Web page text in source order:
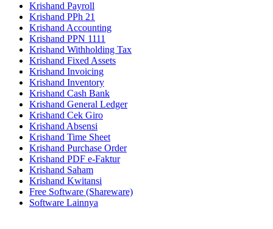
Krishand Payroll
Krishand PPh 21
Krishand Accounting
Krishand PPN 1111
Krishand Withholding Tax
Krishand Fixed Assets
Krishand Invoicing
Krishand Inventory
Krishand Cash Bank
Krishand General Ledger
Krishand Cek Giro
Krishand Absensi
Krishand Time Sheet
Krishand Purchase Order
Krishand PDF e-Faktur
Krishand Saham
Krishand Kwitansi
Free Software (Shareware)
Software Lainnya